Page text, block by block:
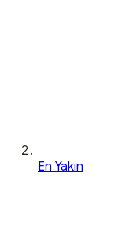
En Yakın